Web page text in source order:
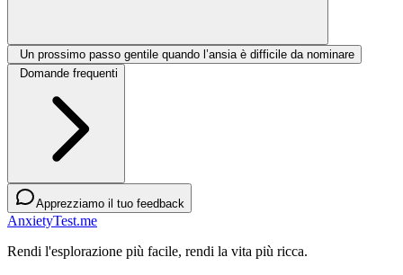
Un prossimo passo gentile quando l’ansia è difficile da nominare
Domande frequenti
Apprezziamo il tuo feedback
AnxietyTest.me
Rendi l'esplorazione più facile, rendi la vita più ricca.